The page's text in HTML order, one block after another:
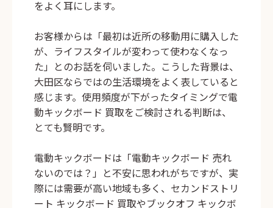
をよく耳にします。
お客様からは「最初は近所の移動用に購入した
が、ライフスタイルが変わって使わなくなっ
た」とのお話を伺いました。こうした背景は、
大田区ならではの生活環境をよく表していると
感じます。使用頻度が下がったタイミングで電
動キックボード 買取をご検討される判断は、
とても賢明です。
電動キックボードは「電動キックボード 売れ
ないのでは？」と不安に思われがちですが、実
際には需要が高い地域も多く、セカンドストリ
ート キックボード 買取やブックオフ キックボ